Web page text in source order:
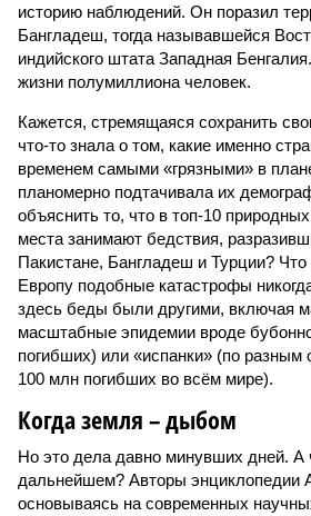
историю наблюдений. Он поразил
Бангладеш, тогда называвшейся
индийского штата Западная
жизни полумиллиона человек.
Кажется, стремящаяся сохранить
что-то знала о том, какие именно
временем самыми «грязными» в
планомерно подтачивала их
объяснить то, что в топ-10
места занимают бедствия,
Пакистане, Бангладеш и Турции?
Европу подобные катастрофы
здесь беды были другими, включая
масштабные эпидемии вроде
погибших) или «испанки» (по разным
100 млн погибших во всём мире).
Когда земля – дыбом
Но это дела давно минувших дней. А
дальнейшем? Авторы энциклопедии
основываясь на современных